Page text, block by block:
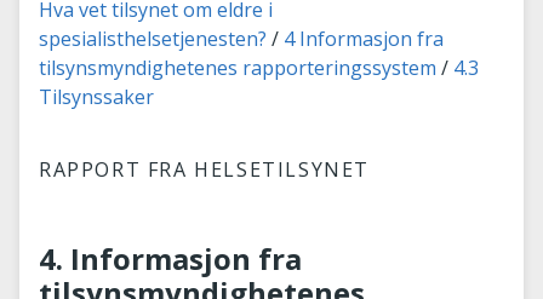
Hva vet tilsynet om eldre i
spesialisthelsetjenesten?
4 Informasjon fra
tilsynsmyndighetenes rapporteringssystem
4.3
Tilsynssaker
RAPPORT FRA HELSETILSYNET
4. Informasjon fra